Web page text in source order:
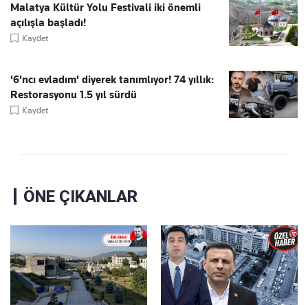
Malatya Kültür Yolu Festivali iki önemli
açılışla başladı!
Kaydet
'6'ncı evladım' diyerek tanımlıyor! 74 yıllık:
Restorasyonu 1.5 yıl sürdü
Kaydet
ÖNE ÇIKANLAR